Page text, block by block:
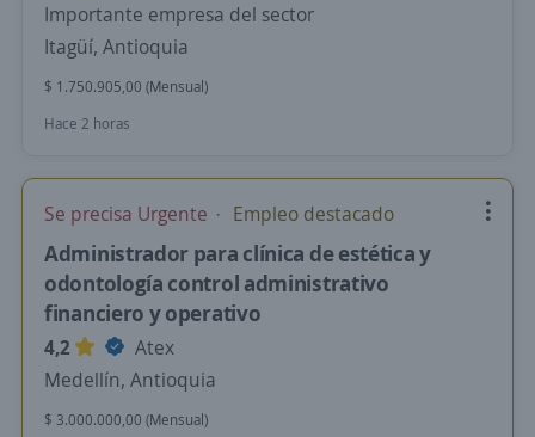
Importante empresa del sector
Itagüí, Antioquia
$ 1.750.905,00 (Mensual)
Hace 2 horas
Se precisa Urgente Empleo destacado
Administrador para clínica de estética y
odontología control administrativo
financiero y operativo
4,2
Atex
Medellín, Antioquia
$ 3.000.000,00 (Mensual)